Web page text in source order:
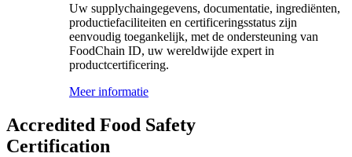
Uw supplychaingegevens, documentatie, ingrediënten,
productiefaciliteiten en certificeringsstatus zijn
eenvoudig toegankelijk, met de ondersteuning van
FoodChain ID, uw wereldwijde expert in
productcertificering.
Meer informatie
Accredited Food Safety
Certification